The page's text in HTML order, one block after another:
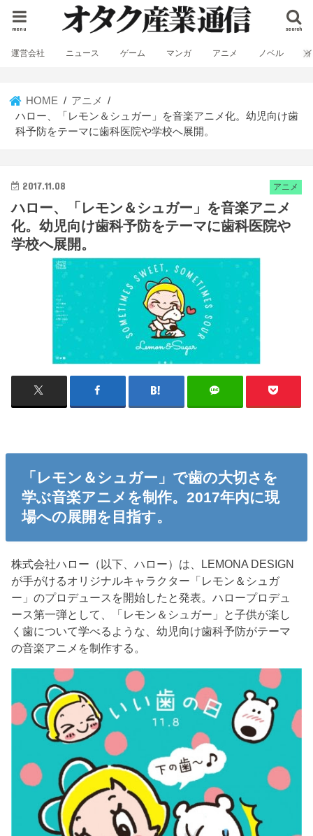
search
menu
運営会社 ニュース ゲーム マンガ アニメ ノベル
HOME
アニメ
ハロー、「レモン＆シュガー」を音楽アニメ化。幼児向け歯
科予防をテーマに歯科医院や学校へ展開。
アニメ
2017.11.08
ハロー、「レモン＆シュガー」を音楽アニメ
化。幼児向け歯科予防をテーマに歯科医院や
学校へ展開。
「レモン＆シュガー」で歯の大切さを
学ぶ音楽アニメを制作。2017年内に現
場への展開を目指す。
株式会社ハロー（以下、ハロー）は、LEMONA DESIGN
が手がけるオリジナルキャラクター「レモン＆シュガ
ー」のプロデュースを開始したと発表。ハロープロデュ
ース第一弾として、「レモン＆シュガー」と子供が楽し
く歯について学べるような、幼児向け歯科予防がテーマ
の音楽アニメを制作する。